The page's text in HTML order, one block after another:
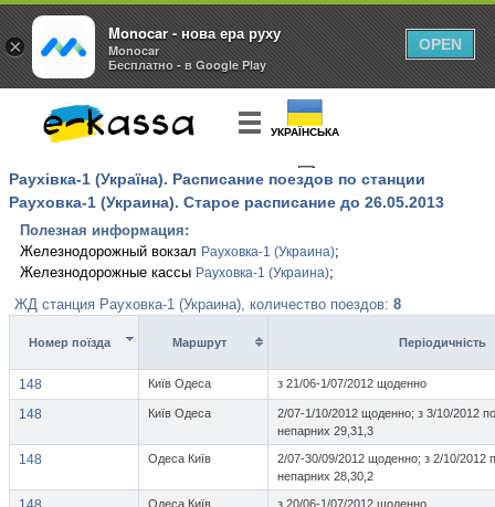
УКРАЇНСЬКА
КУПИТЬБИЛЕТ
Раухівка-1 (Україна). Расписание поездов по станции
Рауховка-1 (Украина). Старое расписание до 26.05.2013
Полезная информация:
Железнодорожный вокзал Рауховка-1 (Украина);
Железнодорожные кассы Рауховка-1 (Украина);
ЖД станция Рауховка-1 (Украина), количество поездов: 8
Номер поїзда Маршрут Перiодичнiсть
148 Київ Одеса з 21/06-1/07/2012 щоденно
148 Київ Одеса
2/07-1/10/2012 щоденно; з 3/10/2012
непарних 29,31,3
148 Одеса Київ
2/07-30/09/2012 щоденно; з 2/10/2012
непарних 28,30,2
Одеса Київ з 20/06-1/07/2012 щоденно
×
Monocar - нова ера руху
Monocar
Бесплатно - в Google Play
OPEN